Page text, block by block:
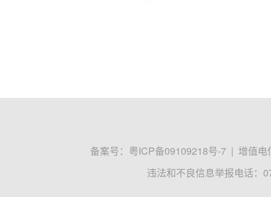
备案号： 粤ICP备09109218号-7 | 增值电
违法和不良信息举报电话：